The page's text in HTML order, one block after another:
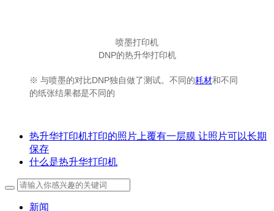
喷墨打印机
DNP的热升华打印机
※ 与喷墨的对比DNP独自做了测试。不同的耗材和不同
的纸张结果都是不同的
热升华打印机打印的照片上覆有一层膜 让照片可以长期
保存
什么是热升华打印机
新闻